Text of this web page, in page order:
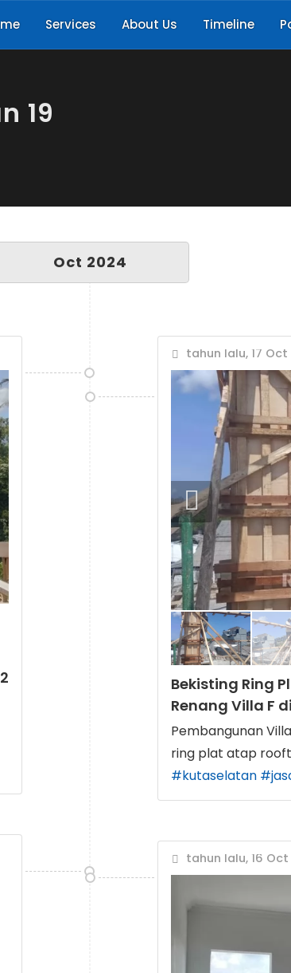
Services About Us Timeline
19
Oct 2024
tahun lalu, 17
Bekisting Ring
Renang Villa F
Pembangunan
ring plat atap
#kutaselatan
tahun lalu, 16